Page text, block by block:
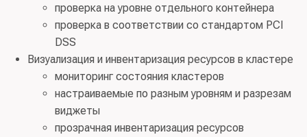
проверка на уровне отдельного контейнера
проверка в соответствии со стандартом PCI
DSS
Визуализация и инвентаризация ресурсов в кластере
мониторинг состояния кластеров
настраиваемые по разным уровням и разрезам
виджеты
прозрачная инвентаризация ресурсов